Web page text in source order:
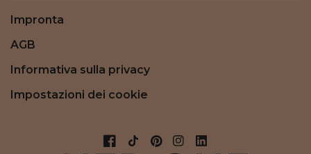
Impronta
AGB
Informativa sulla privacy
Impostazioni dei cookie